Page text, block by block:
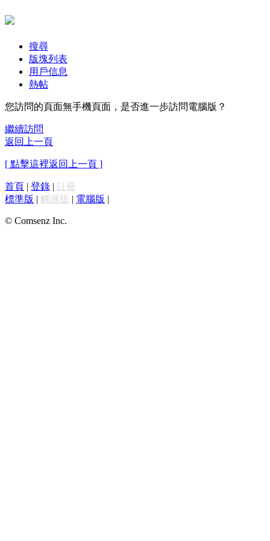
搜尋
版塊列表
用戶信息
熱帖
您訪問的頁面無手機頁面，是否進一步訪問電腦版？
繼續訪問
返回上一頁
[ 點擊這裡返回上一頁 ]
首頁 | 登錄 | 註冊
標準版 | 觸屏版 | 電腦版 |
© Comsenz Inc.